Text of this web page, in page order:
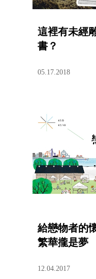
這裡有未經
書？
05.17.2018
給戀物者的
繁華攏是夢
12.04.2017